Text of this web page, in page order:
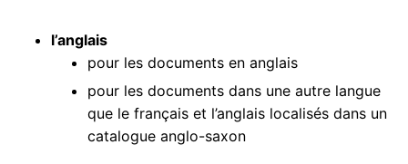
l’anglais
pour les documents en anglais
pour les documents dans une autre langue
que le français et l’anglais localisés dans un
catalogue anglo-saxon